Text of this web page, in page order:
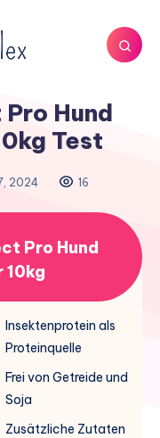
Hund
Test
2024 16
Pro Hund
Insektenprotein als
Proteinquelle
Frei von Getreide und
Soja
Zusätzliche Zutaten